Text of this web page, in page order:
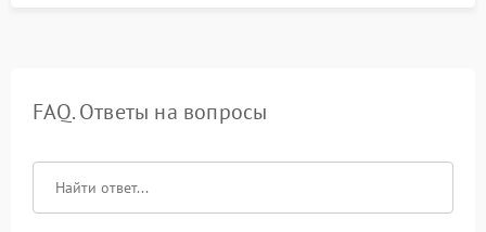
FAQ. Ответы на вопросы